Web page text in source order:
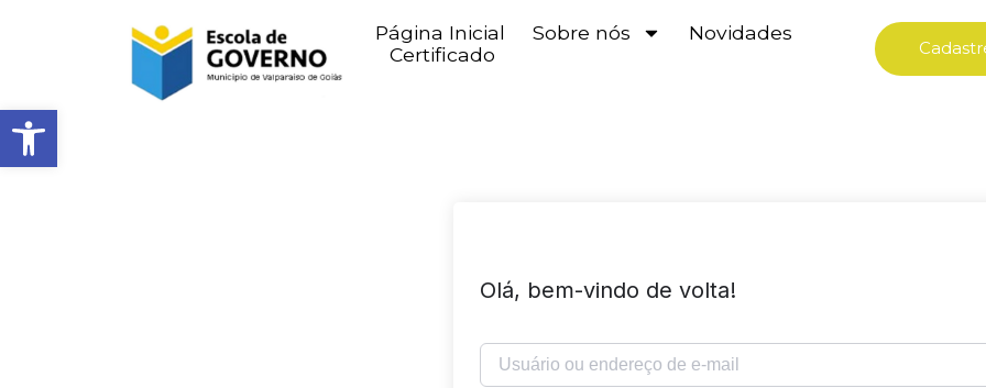
Abrir barra de ferramentas
Página Inicial Sobre nós
Novidades
Certificado
Olá, bem-vindo de volta!